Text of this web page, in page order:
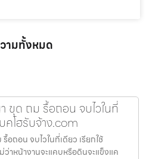
ามทั้งหมด
ขุด ถม รื้อถอน จบไวในที่
คโฮรับจ้าง.com
อถอน จบไวในที่เดียว เรียกใช้
าหน้างานจะแคบหรือดินจะแข็งแค